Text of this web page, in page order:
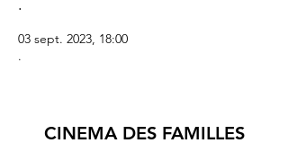
03 sept. 2023, 18:00
.
CINEMA DES FAMILLES